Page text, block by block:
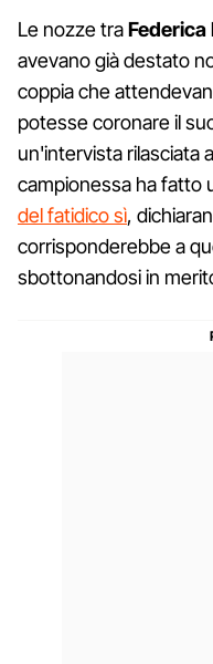
Le nozze traFederica
avevano già destato
coppia che
potesse coronare il
un'intervista rilasciata
campionessa ha fatto
del fatidico sì,
corrisponderebbe a
sbottonandosi in